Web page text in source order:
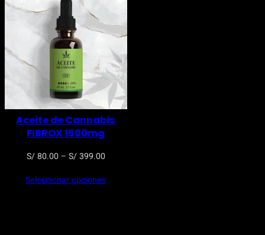
Aceite de Cannabis
FIBROX 1500mg
S/80.00 – S/399.00Rango
precios:
Seleccionar opciones